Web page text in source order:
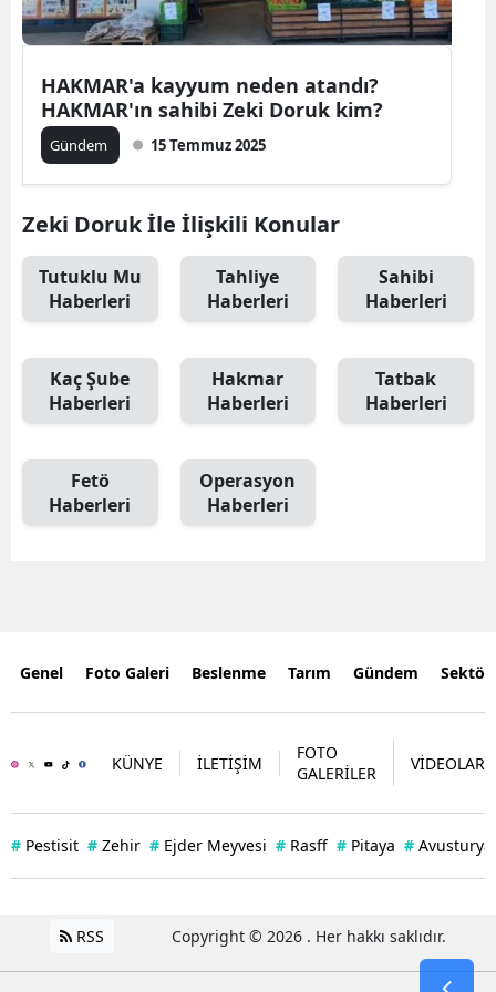
HAKMAR'a kayyum neden atandı?
HAKMAR'ın sahibi Zeki Doruk kim?
Gündem 15 Temmuz 2025
Zeki Doruk İle İlişkili Konular
Tutuklu Mu
Haberleri
Tahliye
Haberleri
Sahibi
Haberleri
Kaç Şube
Haberleri
Hakmar
Haberleri
Tatbak
Haberleri
Fetö
Haberleri
Operasyon
Haberleri
Genel Foto Galeri Beslenme Tarım Gündem
KÜNYE İLETİŞİM
FOTO
GALERİLER
VİDEOLAR
# Pestisit # Zehir # Ejder Meyvesi # Rasff # Pitaya # Avusturya
RSS Copyright © 2026 . Her hakkı saklıdır.